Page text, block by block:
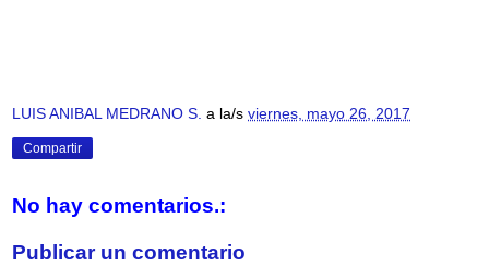
LUIS ANIBAL MEDRANO S. a la/s viernes, mayo 26, 2017
Compartir
No hay comentarios.:
Publicar un comentario